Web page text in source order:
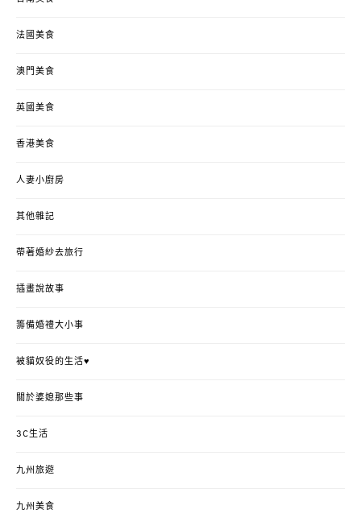
法國美食
澳門美食
英國美食
香港美食
人妻小廚房
其他雜記
帶著婚紗去旅行
插畫說故事
籌備婚禮大小事
被貓奴役的生活♥
關於婆媳那些事
3C生活
九州旅遊
九州美食